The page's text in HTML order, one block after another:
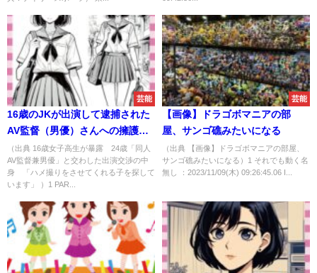
芸能
16歳のJKが出演して逮捕された
AV監督（男優）さんへの擁護が
高まるｗｗｗｗｗｗｗｗｗｗｗ
ｗｗｗｗｗｗｗｗ
（出典 16歳女子高生が暴露 24歳「同人
AV監督兼男優」と交わした出演交渉の中
身 「ハメ撮りをさせてくれる子を探して
います」 ）1 PAR...
芸能
【画像】ドラゴボマニアの部
屋、サンゴ礁みたいになる
（出典 【画像】ドラゴボマニアの部屋、
サンゴ礁みたいになる）1 それでも動く名
無し ：2023/11/09(木) 09:26:45.06 I...